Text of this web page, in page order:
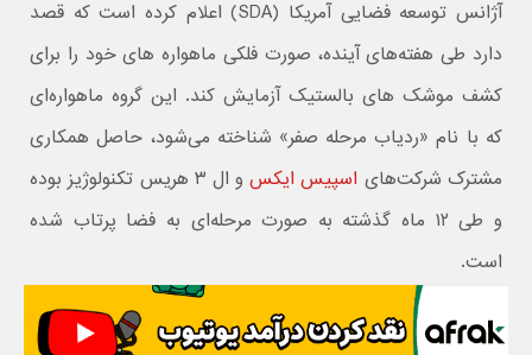
آژانس توسعه فضایی آمریکا (SDA) اعلام کرده است که قصد
دارد طی هفته‌های آینده، صورت فلکی ماهواره های خود را برای
کشف موشک های بالستیک آزمایش کند. این گروه ماهواره‌ای
که با نام «ردیاب مرحله صفر» شناخته می‌شود، حاصل همکاری
مشترک شرکت‌های اسپیس ایکس
و ال ۳ هریس تکنولوژیز بوده
و طی ۱۲ ماه گذشته به صورت مرحله‌ای به فضا پرتاب شده
است.